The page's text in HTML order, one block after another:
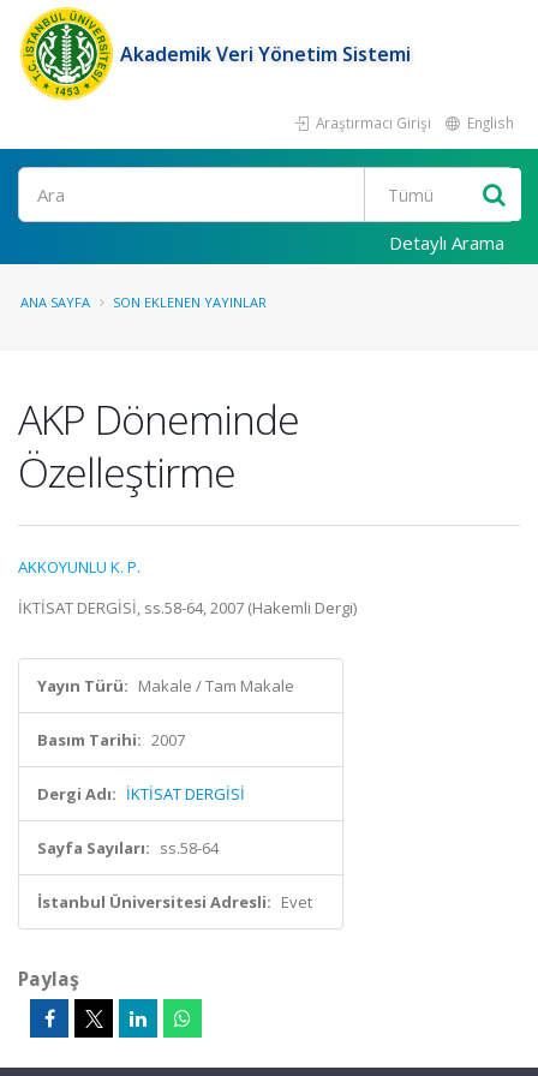
Akademik Veri Yönetim Sistemi
Araştırmacı Girişi English
Ara
Detaylı Arama
ANA SAYFA SON EKLENEN YAYINLAR
AKP Döneminde
Özelleştirme
AKKOYUNLU K. P.
İKTİSAT DERGİSİ, ss.58-64, 2007 (Hakemli Dergi)
Yayın Türü: Makale / Tam Makale
Basım Tarihi: 2007
Dergi Adı: İKTİSAT DERGİSİ
Sayfa Sayıları: ss.58-64
İstanbul Üniversitesi Adresli: Evet
Paylaş